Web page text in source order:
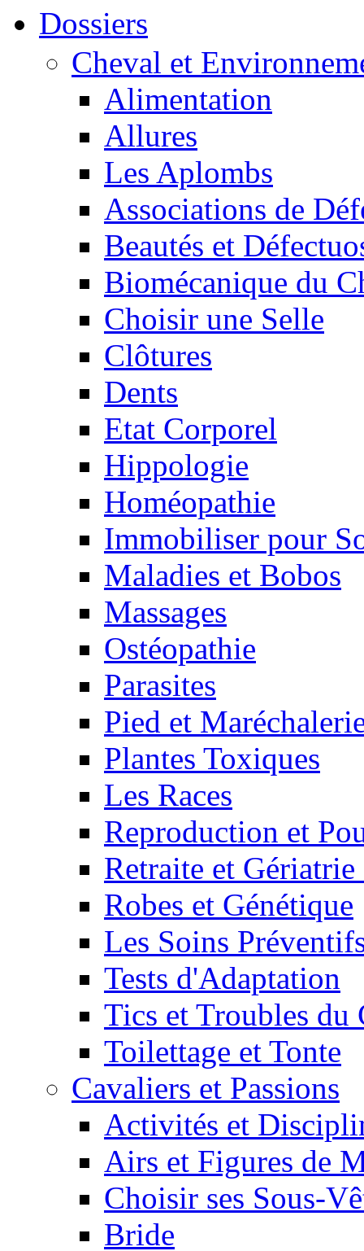
Dossiers
Cheval et
Alimentation
Allures
Les Aplombs
Associations de
Beautés et
Biomécanique du
Choisir une Selle
Clôtures
Dents
Etat Corporel
Hippologie
Homéopathie
Immobiliser pour
Maladies et Bobos
Massages
Ostéopathie
Parasites
Pied et
Plantes Toxiques
Les Races
Reproduction et
Retraite et
Robes et Génétique
Les Soins
Tests d'Adaptation
Tics et Troubles du
Toilettage et Tonte
Cavaliers et Passions
Activités et
Airs et Figures de
Choisir ses Sous-
Bride